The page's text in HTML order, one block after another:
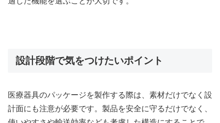
設計段階で気をつけたいポイント
医療器具のパッケージを製作する際は、素材だけでなく設
計面にも注意が必要です。製品を安全に守るだけでなく、